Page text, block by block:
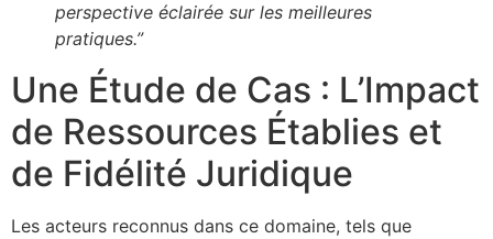
perspective éclairée sur les meilleures
pratiques.”
Une Étude de Cas : L’Impact
de Ressources Établies et
de Fidélité Juridique
Les acteurs reconnus dans ce domaine, tels que